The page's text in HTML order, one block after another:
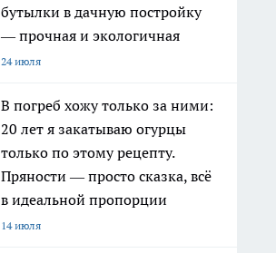
бутылки в дачную постройку
— прочная и экологичная
24 июля
В погреб хожу только за ними:
20 лет я закатываю огурцы
только по этому рецепту.
Пряности — просто сказка, всё
в идеальной пропорции
14 июля